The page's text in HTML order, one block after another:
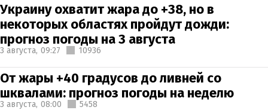
Украину охватит жара до +38, но в
некоторых областях пройдут дожди:
прогноз погоды на 3 августа
3 августа, 09:27 10936
От жары +40 градусов до ливней со
шквалами: прогноз погоды на неделю
3 августа, 08:00 5458